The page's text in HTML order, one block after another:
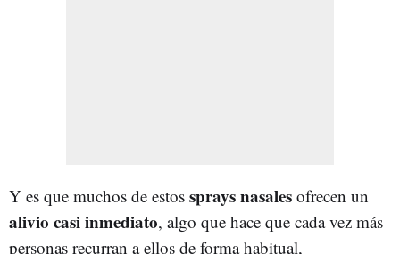
Y es que muchos de estos sprays nasales ofrecen un
alivio casi inmediato, algo que hace que cada vez más
personas recurran a ellos de forma habitual,